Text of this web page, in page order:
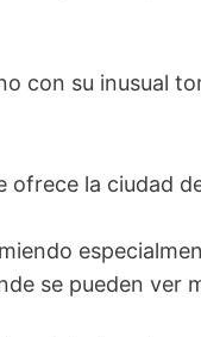
con su inusual
ofrece la ciudad
se pueden ver